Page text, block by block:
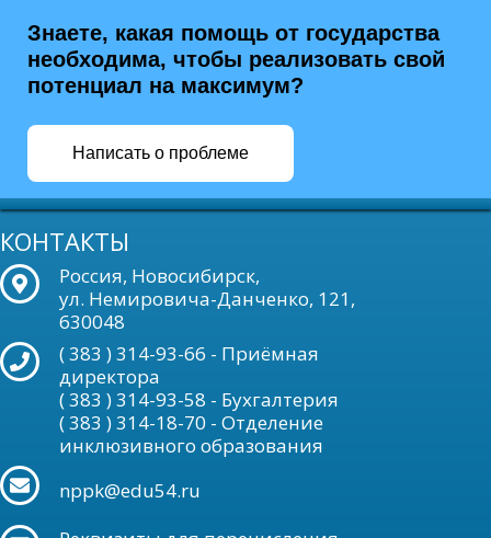
Знаете, какая помощь от государства
необходима, чтобы реализовать свой
потенциал на максимум?
Написать о проблеме
КОНТАКТЫ
Россия, Новосибирск,
ул. Немировича-Данченко, 121,
630048
( 383 ) 314-93-66 - Приёмная
директора
( 383 ) 314-93-58 - Бухгалтерия
( 383 ) 314-18-70 - Отделение
инклюзивного образования
nppk@edu54.ru